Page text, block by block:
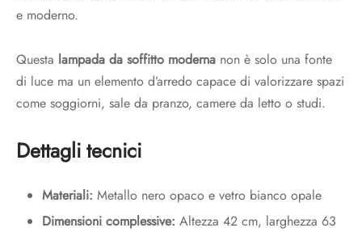
e moderno.
Questa lampada da soffitto moderna non è solo una fonte
di luce ma un elemento d’arredo capace di valorizzare spazi
come soggiorni, sale da pranzo, camere da letto o studi.
Dettagli tecnici
Materiali: Metallo nero opaco e vetro bianco opale
Dimensioni complessive: Altezza 42 cm, larghezza 63